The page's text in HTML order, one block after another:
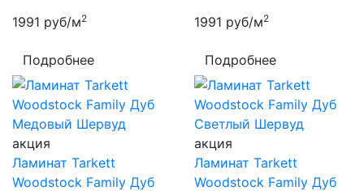
1991 руб/м2
Подробнее
1991 руб/м2
Подробнее
акция
Ламинат Tarkett
Woodstock Family Дуб
акция
Ламинат Tarkett
Woodstock Family Дуб